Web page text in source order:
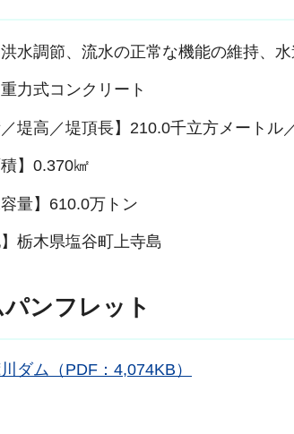
洪水調節、流水の正常な機能の維持、
重力式コンクリート
／堤高／堤頂長】210.0千立方メートル
積】0.370㎢
容量】610.0万トン
】栃木県塩谷町上寺島
ンフレット
ダム（PDF：4,074KB）